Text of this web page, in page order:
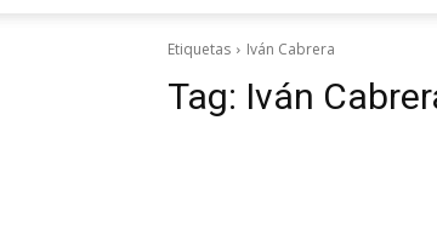
Etiquetas Iván Cabrera
Tag: Iván